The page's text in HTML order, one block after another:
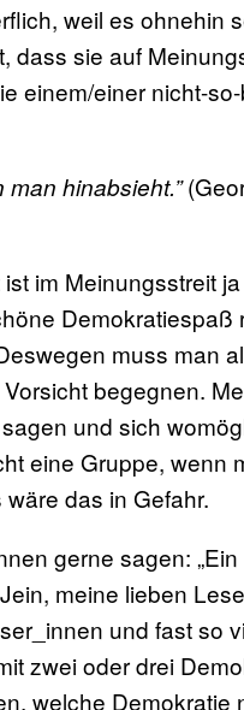
weil es ohnehin
dass sie auf
einem/einer nicht-
hinabsieht.”
im Meinungsstreit
Demokratiespaß
muss man
begegnen.
und sich
eine Gruppe, wenn
das in Gefahr.
gerne sagen: „Ein
meine lieben
und fast so
zwei oder drei
welche Demokratie